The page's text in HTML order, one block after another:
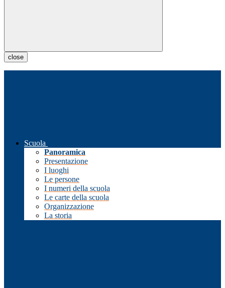
close
Scuola
Panoramica
Presentazione
I luoghi
Le persone
I numeri della scuola
Le carte della scuola
Organizzazione
La storia